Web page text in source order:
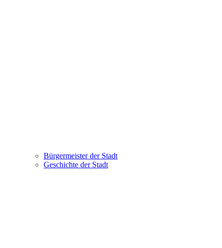
Bürgermeister der Stadt
Geschichte der Stadt